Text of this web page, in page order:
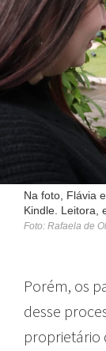
Na foto, Flávia
Kindle. Leitora,
Foto: Rafaela de
Porém, os
desse
proprietário